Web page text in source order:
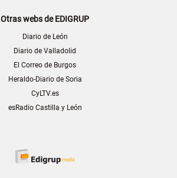
Otras webs de EDIGRUP
Diario de León
Diario de Valladolid
El Correo de Burgos
Heraldo-Diario de Soria
CyLTV.es
esRadio Castilla y León